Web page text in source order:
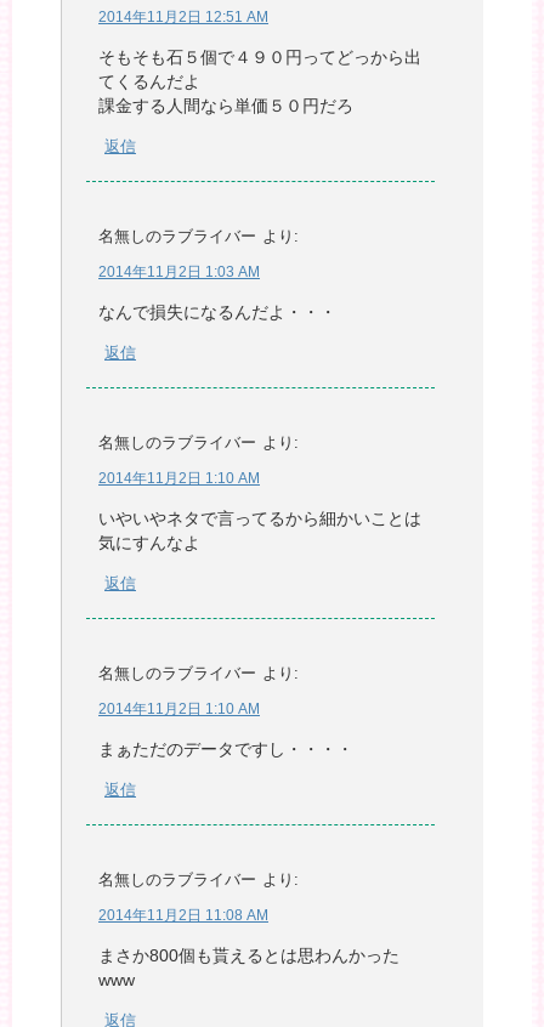
2014年11月2日 12:51 AM
そもそも石５個で４９０円ってどっから出
てくるんだよ
課金する人間なら単価５０円だろ
返信
名無しのラブライバー より:
2014年11月2日 1:03 AM
なんで損失になるんだよ・・・
返信
名無しのラブライバー より:
2014年11月2日 1:10 AM
いやいやネタで言ってるから細かいことは
気にすんなよ
返信
名無しのラブライバー より:
2014年11月2日 1:10 AM
まぁただのデータですし・・・・
返信
名無しのラブライバー より:
2014年11月2日 11:08 AM
まさか800個も貰えるとは思わんかった
www
返信